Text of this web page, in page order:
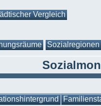
Vergleich
Sozialregionen